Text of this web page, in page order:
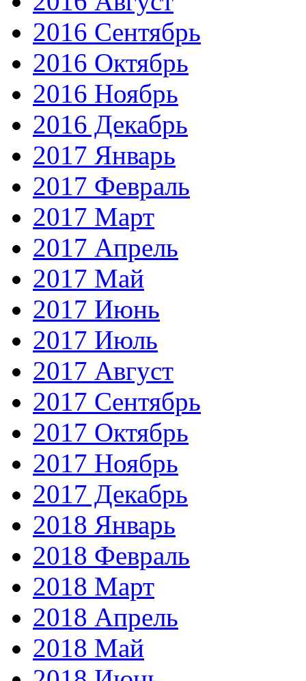
2016 Сентябрь
2016 Октябрь
2016 Ноябрь
2016 Декабрь
2017 Январь
2017 Февраль
2017 Март
2017 Апрель
2017 Май
2017 Июнь
2017 Июль
2017 Август
2017 Сентябрь
2017 Октябрь
2017 Ноябрь
2017 Декабрь
2018 Январь
2018 Февраль
2018 Март
2018 Апрель
2018 Май